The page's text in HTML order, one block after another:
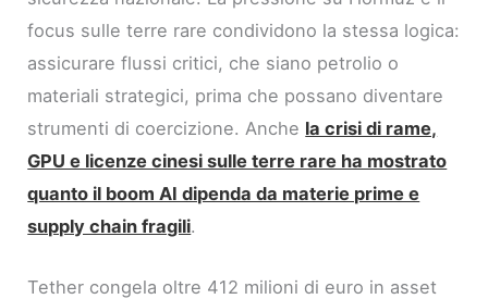
focus sulle terre rare condividono la stessa logica:
assicurare flussi critici, che siano petrolio o
materiali strategici, prima che possano diventare
strumenti di coercizione. Anche la crisi di rame,
GPU e licenze cinesi sulle terre rare ha mostrato
quanto il boom AI dipenda da materie prime e
supply chain fragili.
Tether congela oltre 412 milioni di euro in asset